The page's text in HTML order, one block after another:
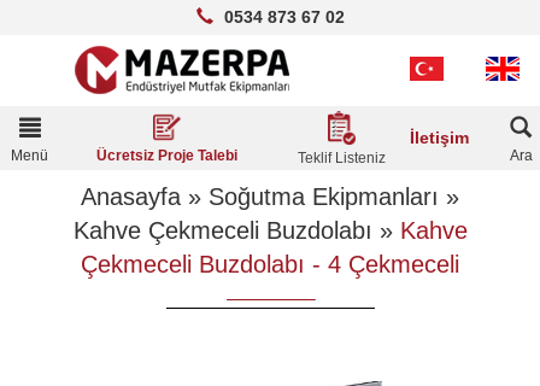
0534 873 67 02
Toggle
navigation
Menü Ücretsiz Proje Talebi Teklif Listeniz
İletişim
Ara
Anasayfa » Soğutma Ekipmanları »
Kahve Çekmeceli Buzdolabı » Kahve
Çekmeceli Buzdolabı - 4 Çekmeceli